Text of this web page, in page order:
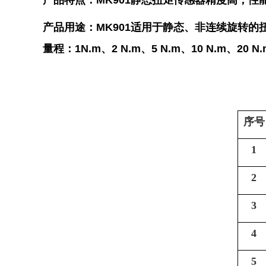
产品用途： MK901适用于静态、非连续旋转的
量程：1N.m、2 N.m、5 N.m、10 N.m、20
序号
1
2
3
4
5